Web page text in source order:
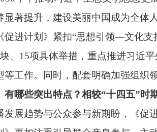
势与公众参与新期盼，《促进计划》实
注重引导群众亲身参与、主动践行，推
展、守正创新，主要呈现三大特点：一
大公众参与渠道，构建“政府引导、社会
入推广，推动新闻发布工作向基层延伸
—信—行—评”全链条工作闭环，推动美丽
效。